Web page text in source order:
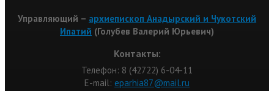
Управляющий – архиепископ Анадырский и Чукотский
Ипатий (Голубев Валерий Юрьевич)
Контакты:
Телефон: 8 (42722) 6-04-11
Е-mail: eparhia87@mail.ru